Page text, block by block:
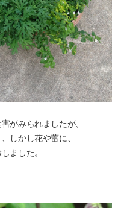
がみられましたが、
しかし花や蕾に、
ました。